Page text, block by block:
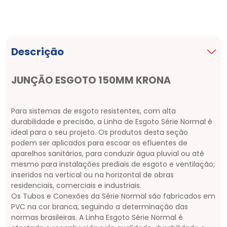
Descrição
JUNÇÃO ESGOTO 150MM KRONA
Para sistemas de esgoto resistentes, com alta
durabilidade e precisão, a Linha de Esgoto Série Normal é
ideal para o seu projeto. Os produtos desta seção
podem ser aplicados para escoar os efluentes de
aparelhos sanitários, para conduzir água pluvial ou até
mesmo para instalações prediais de esgoto e ventilação;
inseridos na vertical ou na horizontal de obras
residenciais, comerciais e industriais.
Os Tubos e Conexões da Série Normal são fabricados em
PVC na cor branca, seguindo a determinação das
normas brasileiras. A Linha Esgoto Série Normal é